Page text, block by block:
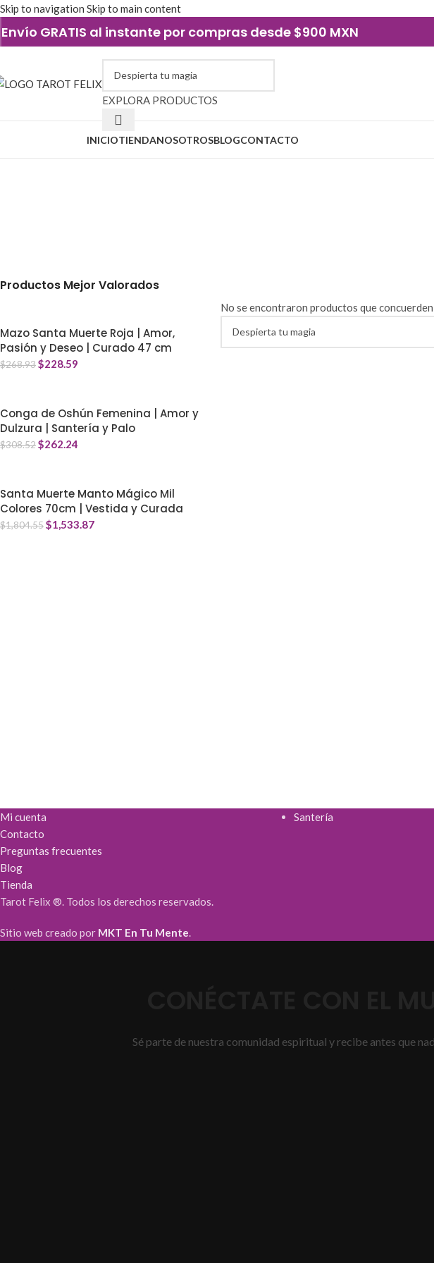
Skip to navigation Skip to main content
Envío GRATIS al instante por compras desde $900 MXN
EXPLORA PRODUCTOS
INICIOTIENDANOSOTROSBLOGCONTACTO
Productos Mejor Valorados
Mazo Santa Muerte Roja | Amor,
Pasión y Deseo | Curado 47 cm
$268.93$228.59
Conga de Oshún Femenina | Amor y
Dulzura | Santería y Palo
$308.52$262.24
Santa Muerte Manto Mágico Mil
Colores 70cm | Vestida y Curada
$1,804.55$1,533.87
No se encontraron productos que concuerden
Mi cuenta
Contacto
Preguntas frecuentes
Blog
Tienda
Santería
Tarot Felix ®. Todos los derechos reservados.
Sitio web creado por MKT En Tu Mente
Sé parte de nuestra comunidad espiritual y recibe antes que